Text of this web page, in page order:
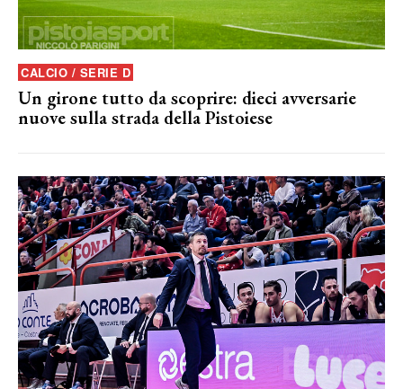
CALCIO / SERIE D
Un girone tutto da scoprire: dieci avversarie
nuove sulla strada della Pistoiese